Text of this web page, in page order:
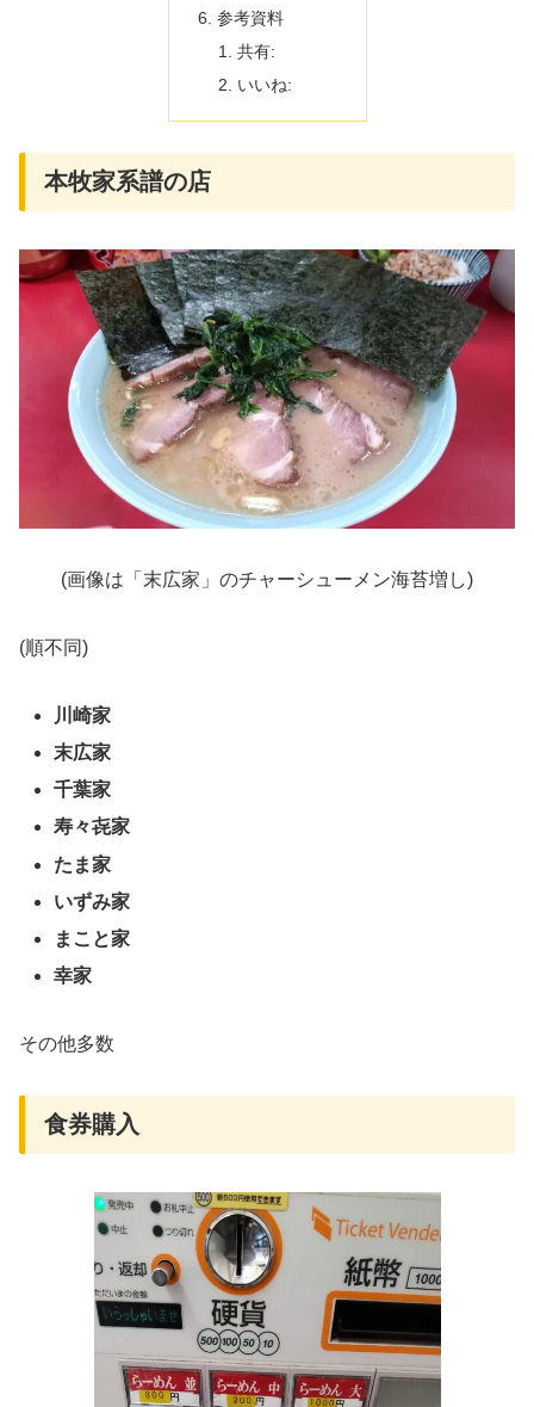
参考資料
共有:
いいね:
本牧家系譜の店
(画像は「末広家」のチャーシューメン海苔増し)
(順不同)
川崎家
末広家
千葉家
寿々㐂家
たま家
いずみ家
まこと家
幸家
その他多数
食券購入